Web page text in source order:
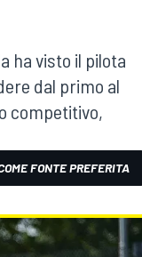
ha visto il pilota
dal primo al
competitivo,
FONTE PREFERITA